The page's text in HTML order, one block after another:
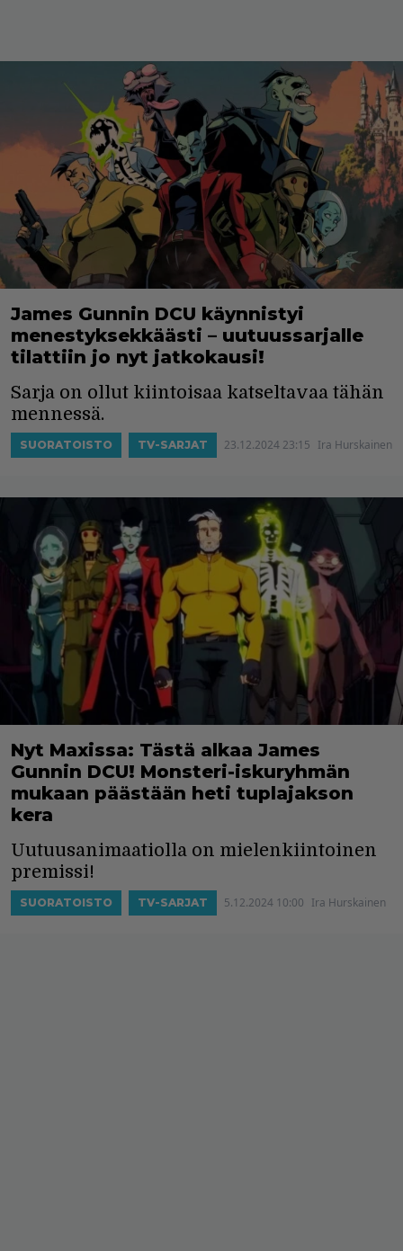
James Gunnin DCU käynnistyi
menestyksekkäästi – uutuussarjalle
tilattiin jo nyt jatkokausi!
Sarja on ollut kiintoisaa katseltavaa tähän
mennessä.
SUORATOISTO TV-SARJAT 23.12.2024 23:15 Ira Hurskainen
Nyt Maxissa: Tästä alkaa James
Gunnin DCU! Monsteri-iskuryhmän
mukaan päästään heti tuplajakson
kera
Uutuusanimaatiolla on mielenkiintoinen
premissi!
SUORATOISTO TV-SARJAT 5.12.2024 10:00 Ira Hurskainen